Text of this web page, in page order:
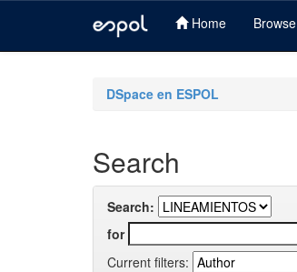
Home Browse
DSpace en ESPOL
Search
Search:
for
Current filters: